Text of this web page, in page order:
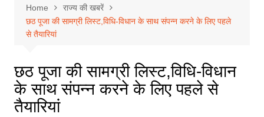
Home
राज्य की खबरें
छठ पूजा की सामग्री लिस्ट,विधि-विधान के साथ संपन्न करने के लिए पहले
से तैयारियां
छठ पूजा की सामग्री लिस्ट,विधि-विधान
के साथ संपन्न करने के लिए पहले से
तैयारियां